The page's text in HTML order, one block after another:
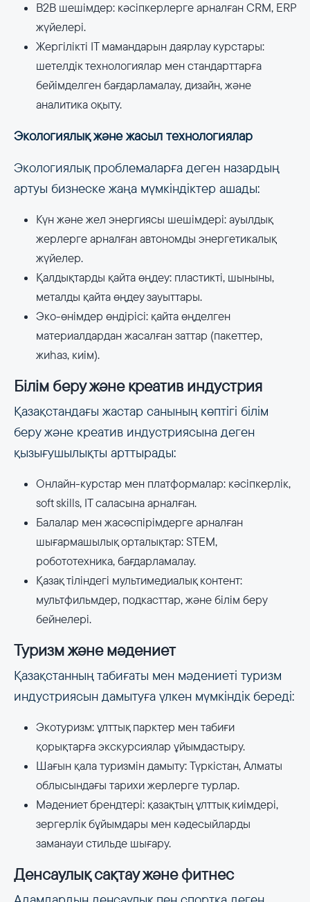
B2B шешімдер: кәсіпкерлерге арналған CRM, ERP
жүйелері.
Жергілікті IT мамандарын даярлау курстары:
шетелдік технологиялар мен стандарттарға
бейімделген бағдарламалау, дизайн, және
аналитика оқыту.
Экологиялық және жасыл технологиялар
Экологиялық проблемаларға деген назардың
артуы бизнеске жаңа мүмкіндіктер ашады:
Күн және жел энергиясы шешімдері: ауылдық
жерлерге арналған автономды энергетикалық
жүйелер.
Қалдықтарды қайта өңдеу: пластикті, шыныны,
металды қайта өңдеу зауыттары.
Эко-өнімдер өндірісі: қайта өңделген
материалдардан жасалған заттар (пакеттер,
жиһаз, киім).
Білім беру және креатив индустрия
Қазақстандағы жастар санының көптігі білім
беру және креатив индустриясына деген
қызығушылықты арттырады:
Онлайн-курстар мен платформалар: кәсіпкерлік,
soft skills, IT саласына арналған.
Балалар мен жасөспірімдерге арналған
шығармашылық орталықтар: STEM,
робототехника, бағдарламалау.
Қазақ тіліндегі мультимедиалық контент:
мультфильмдер, подкасттар, және білім беру
бейнелері.
Туризм және мәдениет
Қазақстанның табиғаты мен мәдениеті туризм
индустриясын дамытуға үлкен мүмкіндік береді:
Экотуризм: ұлттық парктер мен табиғи
қорықтарға экскурсиялар ұйымдастыру.
Шағын қала туризмін дамыту: Түркістан, Алматы
облысындағы тарихи жерлерге турлар.
Мәдениет брендтері: қазақтың ұлттық киімдері,
зергерлік бұйымдары мен кәдесыйларды
заманауи стильде шығару.
Денсаулық сақтау және фитнес